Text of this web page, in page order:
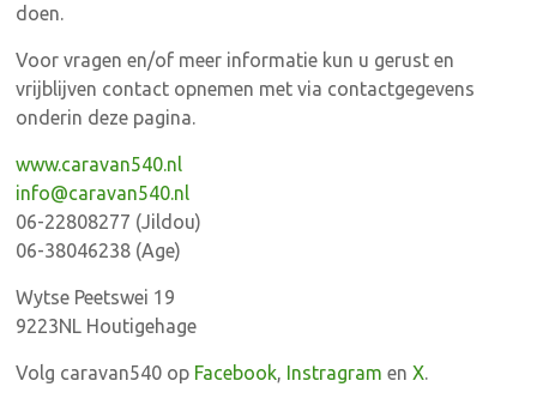
doen.
Voor vragen en/of meer informatie kun u gerust en
vrijblijven contact opnemen met via contactgegevens
onderin deze pagina.
www.caravan540.nl
info@caravan540.nl
06-22808277 (Jildou)
06-38046238 (Age)
Wytse Peetswei 19
9223NL Houtigehage
Volg caravan540 op Facebook, Instragram enX.